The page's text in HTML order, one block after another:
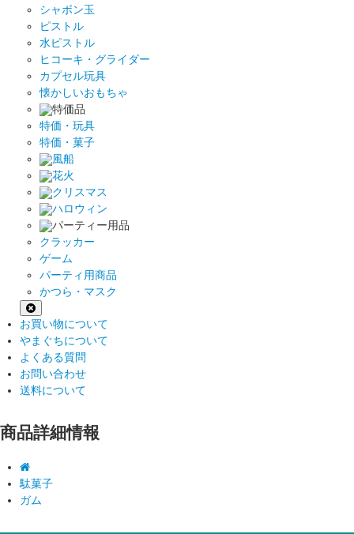
シャボン玉
ピストル
水ピストル
ヒコーキ・グライダー
カプセル玩具
懐かしいおもちゃ
特価品
特価・玩具
特価・菓子
風船
花火
クリスマス
ハロウィン
パーティー用品
クラッカー
ゲーム
パーティ用商品
かつら・マスク
お買い物について
やまぐちについて
よくある質問
お問い合わせ
送料について
商品詳細情報
駄菓子
ガム